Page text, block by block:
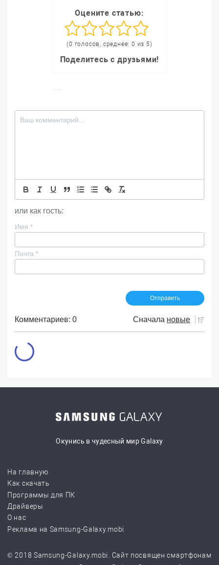
Оцените статью:
(0 голосов, среднее: 0 из 5)
Поделитесь с друзьями!
или как гость:
Имя *
Почта *
Комментариев: 0 Сначала новые
Окунись в чудесный мир Galaxy
На главную
Как скачать
Программы для ПК
Драйверы
О нас
Реклама на Samsung-Galaxy.mobi
© 2018 Samsung-Galaxy.mobi. Сайт посвящен смартфонам